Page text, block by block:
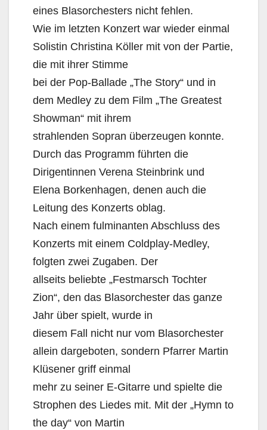
eines Blasorchesters nicht fehlen.
Wie im letzten Konzert war wieder einmal
Solistin Christina Köller mit von der Partie,
die mit ihrer Stimme
bei der Pop-Ballade „The Story“ und in
dem Medley zu dem Film „The Greatest
Showman“ mit ihrem
strahlenden Sopran überzeugen konnte.
Durch das Programm führten die
Dirigentinnen Verena Steinbrink und
Elena Borkenhagen, denen auch die
Leitung des Konzerts oblag.
Nach einem fulminanten Abschluss des
Konzerts mit einem Coldplay-Medley,
folgten zwei Zugaben. Der
allseits beliebte „Festmarsch Tochter
Zion“, den das Blasorchester das ganze
Jahr über spielt, wurde in
diesem Fall nicht nur vom Blasorchester
allein dargeboten, sondern Pfarrer Martin
Klüsener griff einmal
mehr zu seiner E-Gitarre und spielte die
Strophen des Liedes mit. Mit der „Hymn to
the day“ von Martin